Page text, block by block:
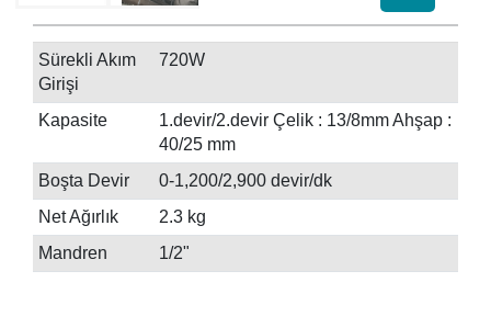
Sürekli Akım
Girişi
720W
Kapasite
1.devir/2.devir Çelik : 13/8mm Ahşap :
40/25 mm
Boşta Devir
0-1,200/2,900 devir/dk
Net Ağırlık
2.3 kg
Mandren
1/2"